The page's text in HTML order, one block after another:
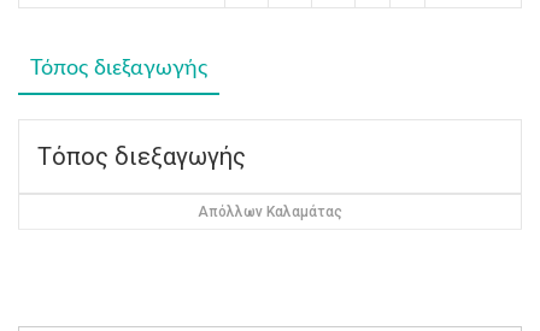
Τόπος διεξαγωγής
Τόπος διεξαγωγής
Απόλλων Καλαμάτας